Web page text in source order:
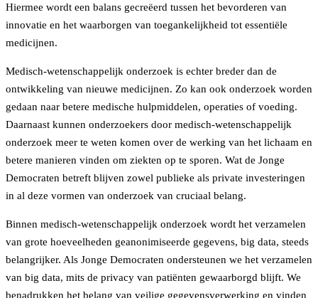
Hiermee wordt een balans gecreëerd tussen het bevorderen van
innovatie en het waarborgen van toegankelijkheid tot essentiële
medicijnen.
Medisch-wetenschappelijk onderzoek is echter breder dan de
ontwikkeling van nieuwe medicijnen. Zo kan ook onderzoek worden
gedaan naar betere medische hulpmiddelen, operaties of voeding.
Daarnaast kunnen onderzoekers door medisch-wetenschappelijk
onderzoek meer te weten komen over de werking van het lichaam en
betere manieren vinden om ziekten op te sporen. Wat de Jonge
Democraten betreft blijven zowel publieke als private investeringen
in al deze vormen van onderzoek van cruciaal belang.
Binnen medisch-wetenschappelijk onderzoek wordt het verzamelen
van grote hoeveelheden geanonimiseerde gegevens, big data, steeds
belangrijker. Als Jonge Democraten ondersteunen we het verzamelen
van big data, mits de privacy van patiënten gewaarborgd blijft. We
benadrukken het belang van veilige gegevensverwerking en vinden